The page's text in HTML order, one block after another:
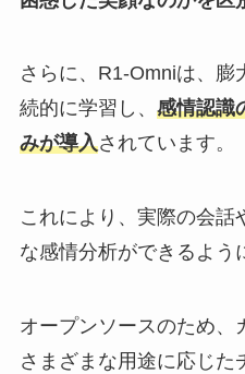
さらに、R1-Omniは、膨
続的に学習し、 感情認識
みが導入されています。
これにより、実際の会話
な感情分析ができるよう
オープンソースのため、
さまざまな用途に応じた